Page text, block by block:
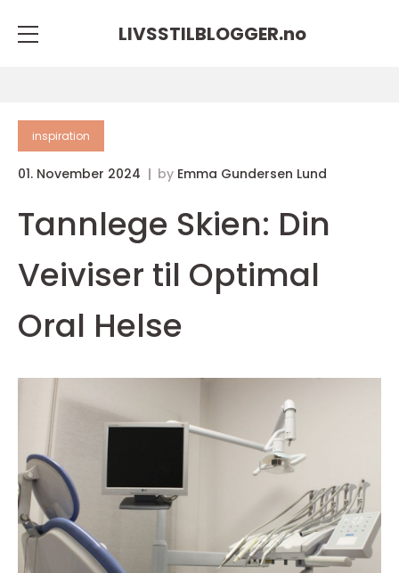
LIVSSTILBLOGGER.no
inspiration
01. November 2024 by Emma Gundersen Lund
Tannlege Skien: Din
Veiviser til Optimal
Oral Helse